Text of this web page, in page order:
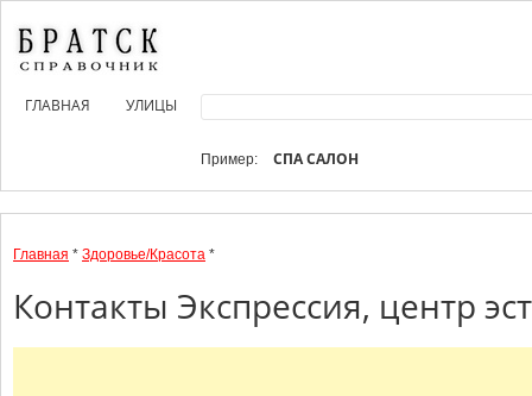
ГЛАВНАЯ УЛИЦЫ
Пример: СПА САЛОН
Главная * Здоровье/Красота *
Контакты Экспрессия, центр